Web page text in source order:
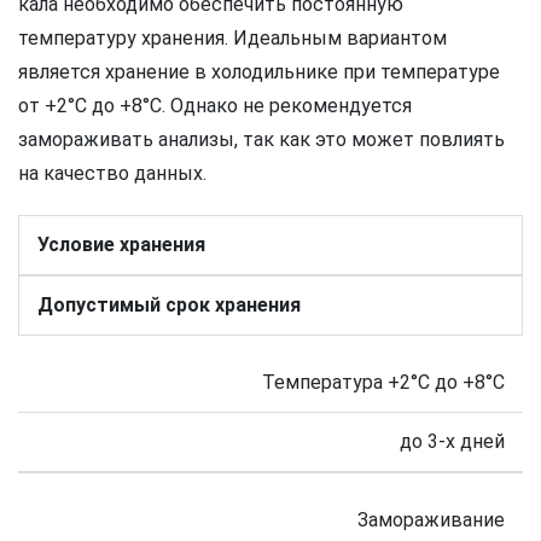
кала необходимо обеспечить постоянную
температуру хранения. Идеальным вариантом
является хранение в холодильнике при температуре
от +2°C до +8°C. Однако не рекомендуется
замораживать анализы, так как это может повлиять
на качество данных.
Условие хранения
Допустимый срок хранения
Температура +2°C до +8°C
до 3-х дней
Замораживание